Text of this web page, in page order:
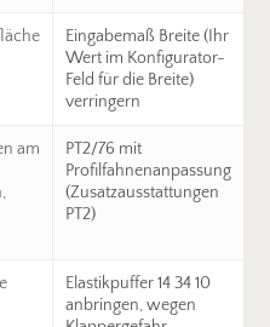
Eingabemaß Breite (Ihr
Wert im Konfigurator-
Feld für die Breite)
verringern
am
PT2/76 mit
Profilfahnenanpassung
(Zusatzausstattungen
PT2)
Elastikpuffer 14 34 10
anbringen, wegen